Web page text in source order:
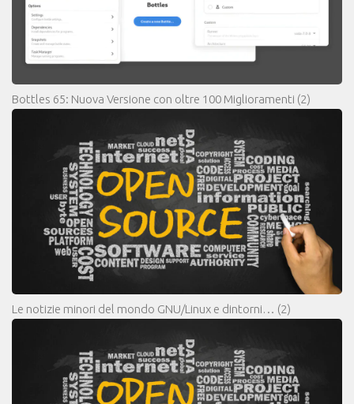
Bottles 65: Nuova Versione con oltre 100 Miglioramenti (2)
Le notizie minori del mondo GNU/Linux e dintorni… (2)